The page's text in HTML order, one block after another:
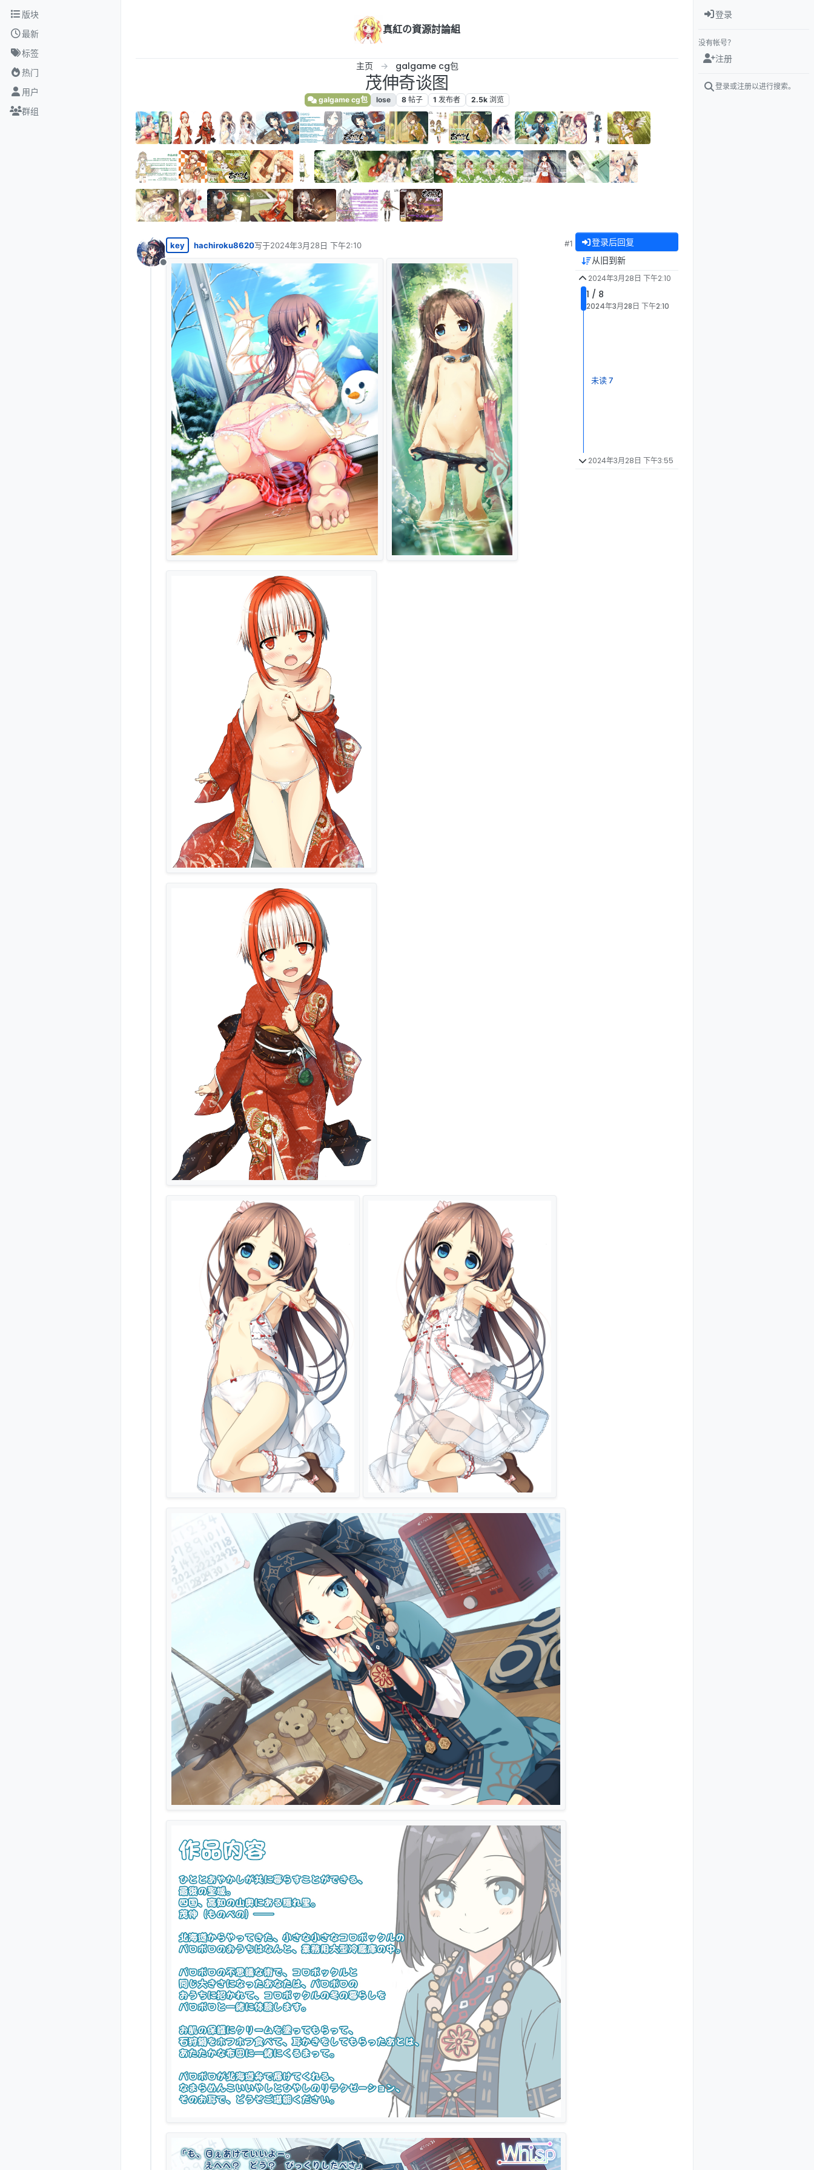
跳转至内容
版块
最新
标签
热门
用户
群组
真紅の資源討論組
主页 galgame cg包
茂伸奇谈图
galgame cg包 lose 8 帖子 1 发布者 2.5k 浏览
离线
key hachiroku8620写于2024年3月28日 下午2:10
最后由 编辑
#1 登录后回复
从旧到新
2024年3月28日 下午2:10
1 / 8
2024年3月28日 下午2:10
未读 7
2024年3月28日 下午3:55
登录
没有帐号？
注册
登录或注册以进行搜索。